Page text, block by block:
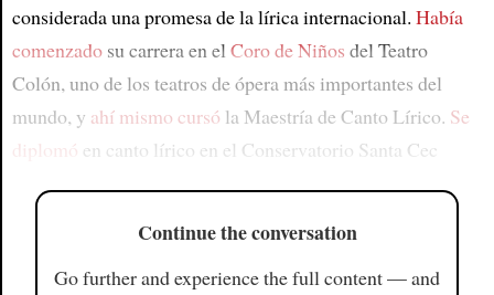
considerada una promesa de la lírica internacional. Había
comenzadosu carrera en el Coro de Niños del Teatro
Colón, uno de los teatros de ópera más importantes del
mundo, y ahí mismo cursó la Maestría de Canto Lírico. Se
diplomó en canto lírico en el Conservatorio Santa Cec
Continue the conversation
Go further and experience the full content — and